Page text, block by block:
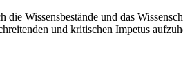
Wissens­bestände und das
und kritischen Impetus